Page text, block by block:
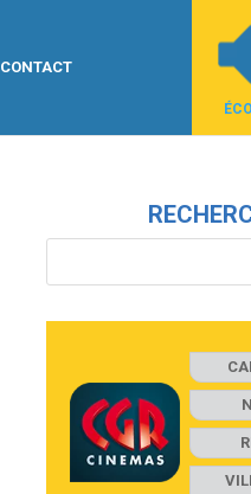
CONTACT